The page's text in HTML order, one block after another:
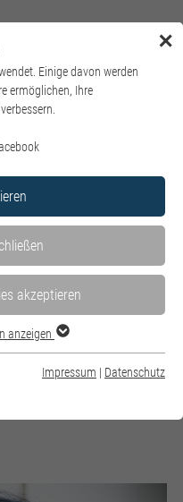
Menü
✕
Einige davon werden
ermöglichen, Ihre
akzeptieren
anzeigen
Impressum | Datenschutz